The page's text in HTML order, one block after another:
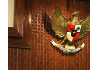
o
o
k
n